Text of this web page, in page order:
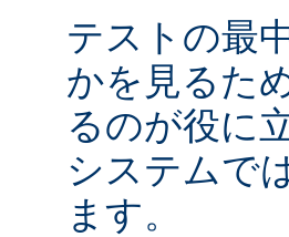
テストの最
かを見るた
るのが役に
システムで
ます。